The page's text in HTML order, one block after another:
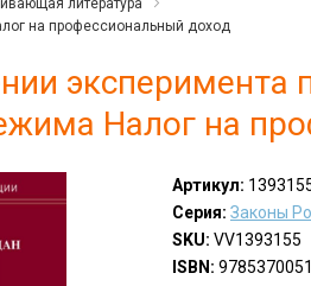
литература
на профессиональный доход
эксперимента
Налог на
Артикул:
Серия: Законы
SKU: VV1393155
ISBN: